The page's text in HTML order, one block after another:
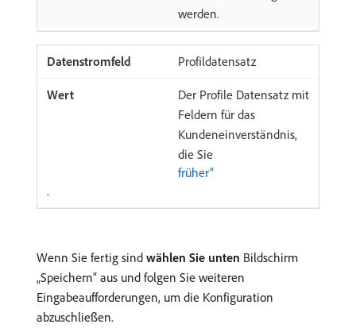
werden.
Profildatensatz
Der Profile Datensatz mit
Feldern für das
Kundeneinverständnis,
die Sie
früher“ ​
.
Wenn Sie fertig sind wählen Sie unten Bildschirm
„Speichern“ aus und folgen Sie weiteren
Eingabeaufforderungen, um die Konfiguration
abzuschließen.